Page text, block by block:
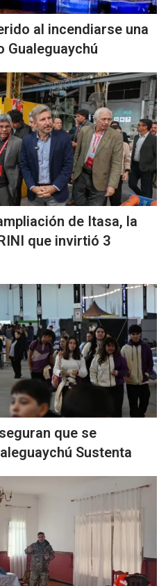
al incendiarse una
Gualeguaychú
de Itasa, la
que invirtió 3
que se
Sustenta